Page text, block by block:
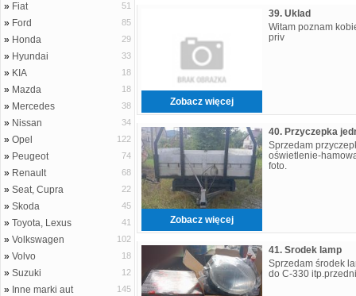
» Fiat 51
» Ford 85
» Honda 29
» Hyundai 33
» KIA 18
» Mazda 18
» Mercedes 38
» Nissan 34
» Opel 122
» Peugeot 74
» Renault 68
» Seat, Cupra 22
» Skoda 45
» Toyota, Lexus 41
» Volkswagen 102
» Volvo 18
» Suzuki 12
» Inne marki aut 145
Zobacz więcej
39. Uklad
Witam poznam
priv
Zobacz więcej
40. Przyczepka
Sprzedam
oświetlenie-
foto.
41. Srodek lamp
Sprzedam środek
do C-330